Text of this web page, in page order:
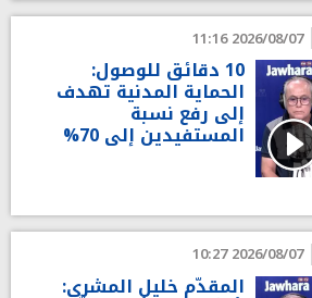
2026/08/07 11:16
10 دقائق للوصول:
الحماية المدنية تهدف
إلى رفع نسبة
المستفيدين إلى 70%
2026/08/07 10:27
المقدّم خليل المشري: